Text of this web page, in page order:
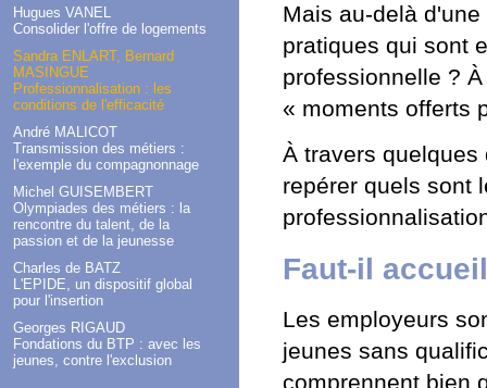
Hugues VANEL
Consolider l'offre de logements
Sandra ENLART, Bernard
MASINGUE
Professionnalisation : les
conditions de l'efficacité
André MALICOT
Transmission des métiers :
l'exemple du compagnonnage
Michel GUISEMBERT
Olympiades des métiers : la
rencontre du talent, de la
passion et de la jeunesse
Charles de BATZ
L'EPIDE, un dispositif global
pour l'insertion
Georges RIGAUD
Fondations du BTP : avec les
jeunes, contre l'exclusion
Mais au-delà
pratiques qui sont
professionnelle ?
« moments offerts
À travers
repérer quels sont
Faut-il
Les employeurs
jeunes sans
comprennent bien